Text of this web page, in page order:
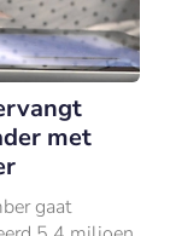
met
gaat